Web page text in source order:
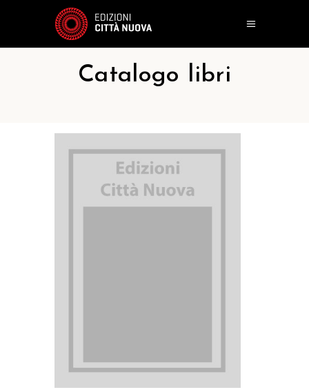
Catalogo libri